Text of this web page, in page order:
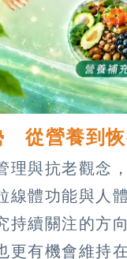
從營養到
理與抗老觀念
線體功能與人
持續關注的方
有機會維持